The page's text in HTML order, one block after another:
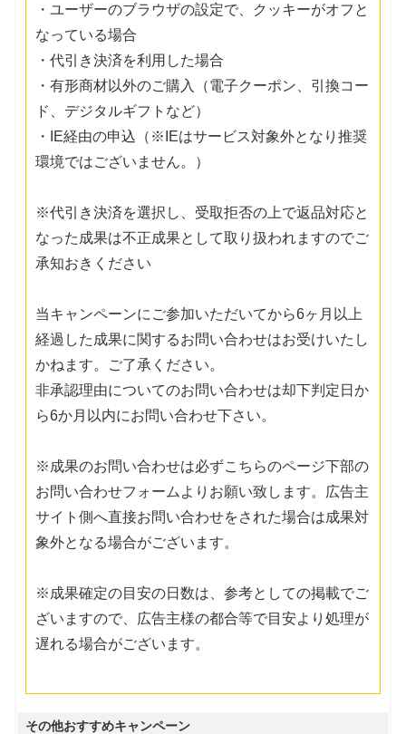
・ユーザーのブラウザの設定で、クッキーがオフと
なっている場合
・代引き決済を利用した場合
・有形商材以外のご購入（電子クーポン、引換コー
ド、デジタルギフトなど）
・IE経由の申込（※IEはサービス対象外となり推奨
環境ではございません。）
※代引き決済を選択し、受取拒否の上で返品対応と
なった成果は不正成果として取り扱われますのでご
承知おきください
当キャンペーンにご参加いただいてから6ヶ月以上
経過した成果に関するお問い合わせはお受けいたし
かねます。ご了承ください。
非承認理由についてのお問い合わせは却下判定日か
ら6か月以内にお問い合わせ下さい。
※成果のお問い合わせは必ずこちらのページ下部の
お問い合わせフォームよりお願い致します。広告主
サイト側へ直接お問い合わせをされた場合は成果対
象外となる場合がございます。
※成果確定の目安の日数は、参考としての掲載でご
ざいますので、広告主様の都合等で目安より処理が
遅れる場合がございます。
その他おすすめキャンペーン